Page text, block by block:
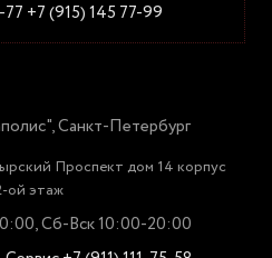
77 +7 (915) 145 77-99
Санкт-Петербург
Проспект дом 14 корпус
ой этаж
Сб-Вск 10:00-20:00